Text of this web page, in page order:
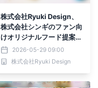
株式会社Ryuki Design、
株式会社シンギのファン向
けオリジナルフード提案サ
ービス「ファンフード」の
LPを制作
2026-05-29 09:00
株式会社Ryuki Design